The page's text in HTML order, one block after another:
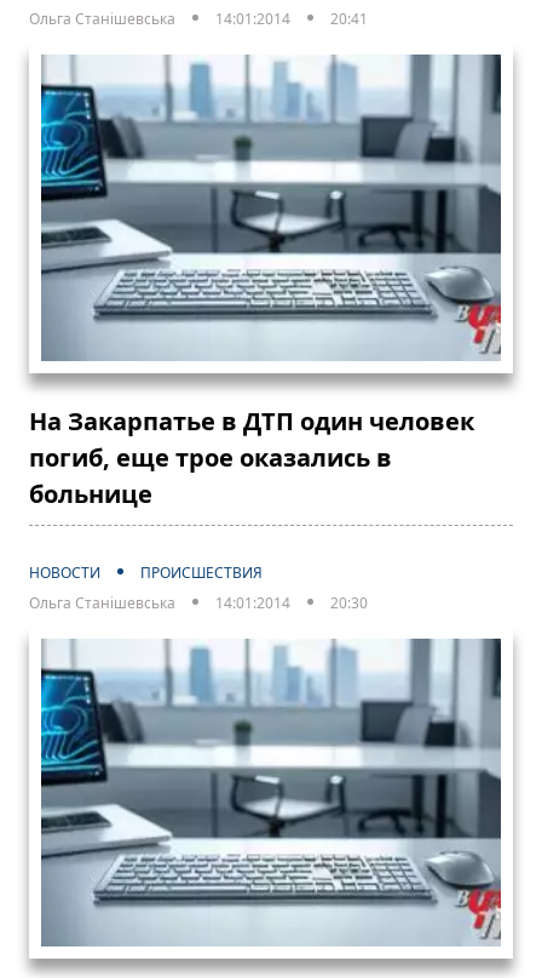
Ольга Станішевська
14:01:2014 20:41
На Закарпатье в ДТП один человек
погиб, еще трое оказались в
больнице
НОВОСТИ
ПРОИСШЕСТВИЯ
Ольга Станішевська
14:01:2014 20:30